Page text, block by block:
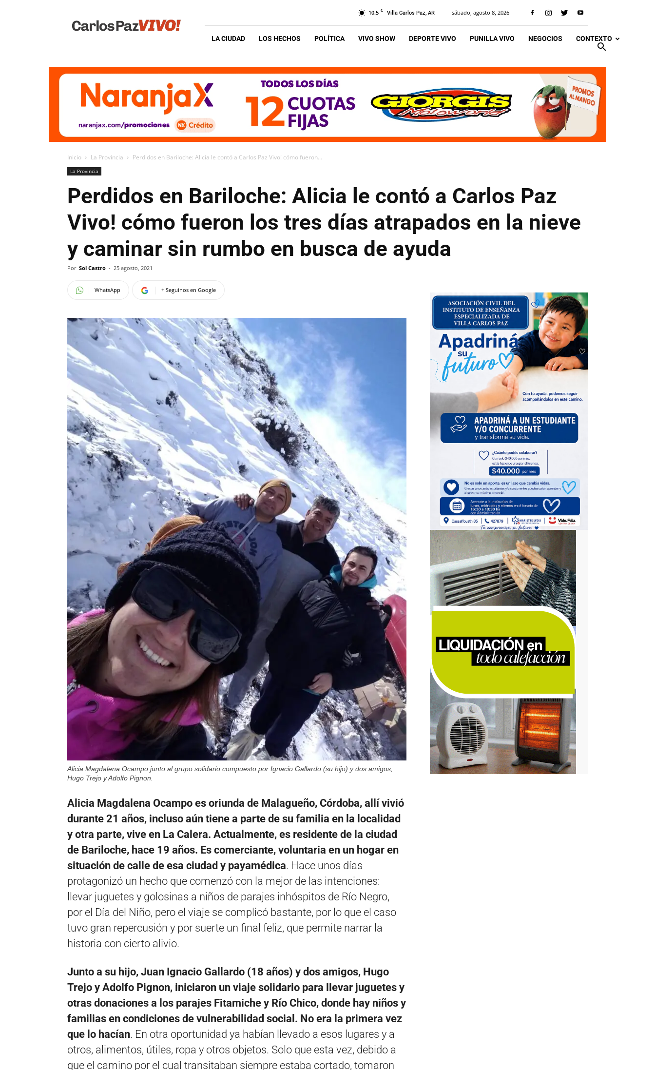
Vivo
10.5 C Villa Carlos Paz, AR sábado, agosto 8, 2026
LA CIUDAD LOS HECHOS POLÍTICA VIVO SHOW DEPORTE VIVO PUNILLA VIVO NEGOCIOS CONTEXTO
Inicio La Provincia Perdidos en Bariloche: Alicia le contó a Carlos Paz Vivo! cómo fueron...
La Provincia
Perdidos en Bariloche: Alicia le contó a Carlos Paz
Vivo! cómo fueron los tres días atrapados en la nieve
y caminar sin rumbo en busca de ayuda
Por Sol Castro - 25 agosto, 2021
WhatsApp + Seguinos en Google
Alicia Magdalena Ocampo junto al grupo solidario compuesto por Ignacio Gallardo (su hijo) y dos amigos,
Hugo Trejo y Adolfo Pignon.
Alicia Magdalena Ocampo es oriunda de Malagueño, Córdoba, allí vivió
durante 21 años, incluso aún tiene a parte de su familia en la localidad
y otra parte, vive en La Calera. Actualmente, es residente de la ciudad
de Bariloche, hace 19 años. Es comerciante, voluntaria en un hogar en
situación de calle de esa ciudad y payamédica. Hace unos días
protagonizó un hecho que comenzó con la mejor de las intenciones:
llevar juguetes y golosinas a niños de parajes inhóspitos de Río Negro,
por el Día del Niño, pero el viaje se complicó bastante, por lo que el caso
tuvo gran repercusión y por suerte un final feliz, que permite narrar la
historia con cierto alivio.
Junto a su hijo, Juan Ignacio Gallardo (18 años) y dos amigos, Hugo
Trejo y Adolfo Pignon, iniciaron un viaje solidario para llevar juguetes y
otras donaciones a los parajes Fitamiche y Río Chico, donde hay niños y
familias en condiciones de vulnerabilidad social. No era la primera vez
que lo hacían. En otra oportunidad ya habían llevado a esos lugares y a
otros, alimentos, útiles, ropa y otros objetos. Solo que esta vez, debido a
que el camino por el cual transitaban siempre estaba cortado, tomaron